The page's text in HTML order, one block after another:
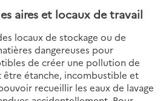
aires et locaux de travail
locaux de stockage ou de
dangereuses pour
de créer une pollution de
être étanche, incombustible et
recueillir les eaux de lavage